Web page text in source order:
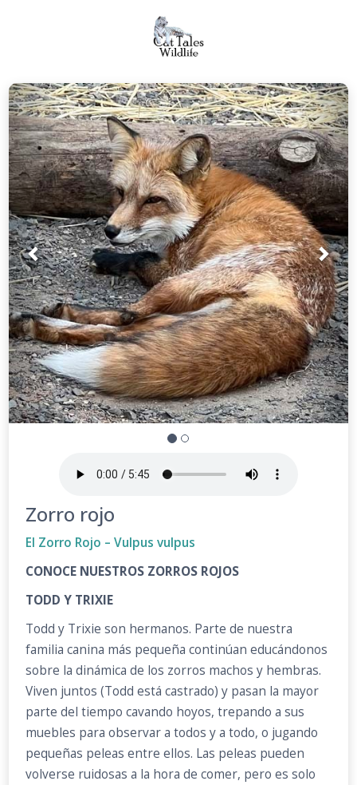
Prev Próx
Zorro rojo
El Zorro Rojo – Vulpus vulpus
CONOCE NUESTROS ZORROS ROJOS
TODD Y TRIXIE
Todd y Trixie son hermanos. Parte de nuestra
familia canina más pequeña continúan educándonos
sobre la dinámica de los zorros machos y hembras.
Viven juntos (Todd está castrado) y pasan la mayor
parte del tiempo cavando hoyos, trepando a sus
muebles para observar a todos y a todo, o jugando
pequeñas peleas entre ellos. Las peleas pueden
volverse ruidosas a la hora de comer, pero es solo